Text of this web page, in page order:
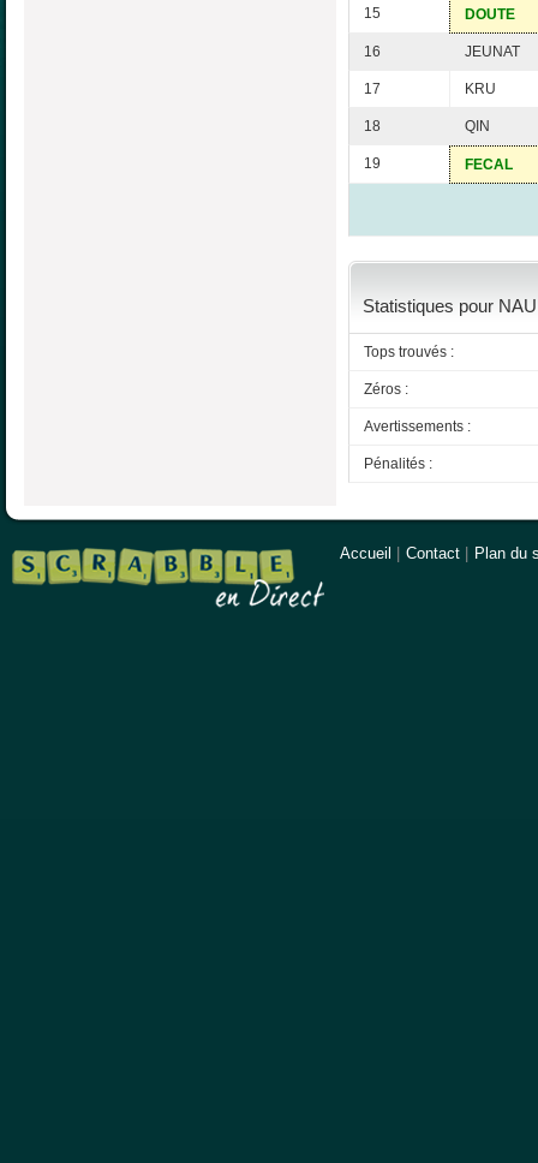
15 DOUTE
16 JEUNAT
17 KRU
18 QIN
19 FECAL
Statistiques pour
Tops trouvés :
Zéros :
Avertissements :
Pénalités :
Accueil Contact Plan du